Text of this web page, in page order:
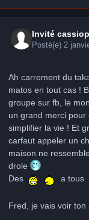
Invité
Posté(e) 2
Ah carrement du
matos en tout cas !
groupe sur fb, le
un grand merci
simplifier la vie ! Et
carfaut appeler un
maison ne
drole
Des
a tous
Fred, je vais voir ton